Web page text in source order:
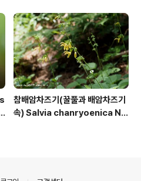
참배암차즈기(꿀풀과 배암차즈기
속) Salvia chanryoenica Na